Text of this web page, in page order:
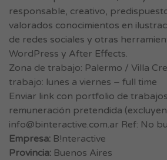
responsable, creativo,
valorados conocimientos en
de redes sociales y otras
WordPress y After Effects.
Zona de trabajo: Palermo / Villa
trabajo: lunes a viernes – full time
Enviar link con portfolio de
remuneración pretendida
info@binteractive.com.ar Ref: No
Empresa: B!nteractive
Provincia: Buenos Aires